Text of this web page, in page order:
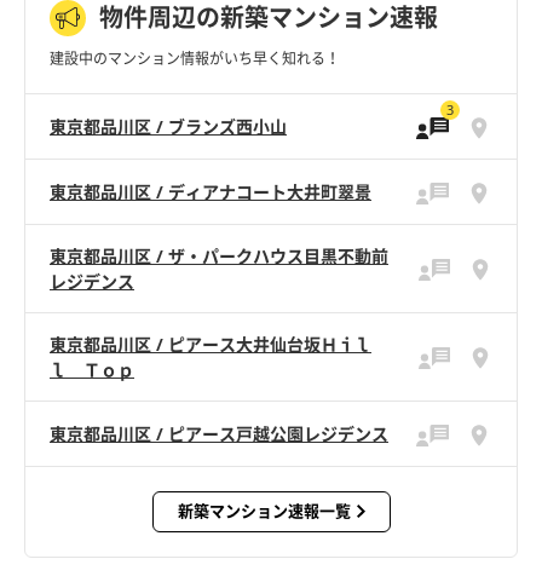
物件周辺の新築マンション速報
建設中のマンション情報がいち早く知れる！
東京都品川区 / ブランズ西小山
3
東京都品川区 / ディアナコート大井町翠景
東京都品川区 / ザ・パークハウス目黒不動前
レジデンス
東京都品川区 / ピアース大井仙台坂Ｈｉｌ
ｌ Ｔｏｐ
東京都品川区 / ピアース戸越公園レジデンス
新築マンション速報一覧